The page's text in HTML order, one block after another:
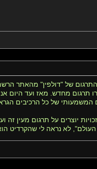
תרגום מחדש. מאז ועד
של כל הרכיבים
יוצרים על תרגום מעין זה
לא נראה לי שהקרדיט